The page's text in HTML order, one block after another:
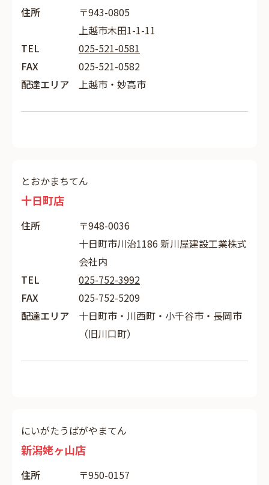
住所
〒943-0805
上越市木田1-1-11
TEL
025-521-0581
FAX
025-521-0582
配達エリア
上越市・妙高市
とおかまちてん
十日町店
住所
〒948-0036
十日町市川治1186 新川屋建設工業株式
会社内
TEL
025-752-3992
FAX
025-752-5209
配達エリア
十日町市・川西町・小千谷市・長岡市
（旧川口町）
にいがたうばがやまてん
新潟姥ヶ山店
住所
〒950-0157